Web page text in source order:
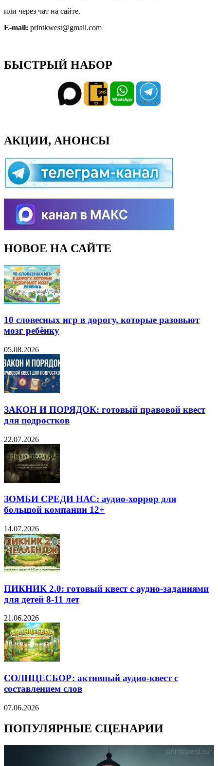
или через чат на сайте.
E-mail: printkwest@gmail.com
БЫСТРЫЙ НАБОР
АКЦИИ, АНОНСЫ
НОВОЕ НА САЙТЕ
10 словесных игр в дорогу, которые разовьют
мозг ребёнку
05.08.2026
ЗАКОН И ПОРЯДОК: готовый правовой квест
для подростков
22.07.2026
ЗОМБИ СРЕДИ НАС: аудио-хоррор для
большой компании 12+
14.07.2026
ПИКНИК 2.0: готовый квест с аудио-заданиями
для детей 8-11 лет
21.06.2026
СОЛНЦЕСБОР: активный аудио-квест с
составлением слов
07.06.2026
ПОПУЛЯРНЫЕ СЦЕНАРИИ